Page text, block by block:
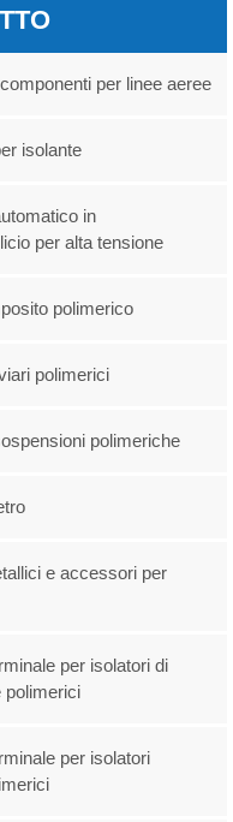
per linee aeree
isolante
in
per alta tensione
polimerico
polimerici
polimeriche
e accessori per
per isolatori di
polimerici
per isolatori